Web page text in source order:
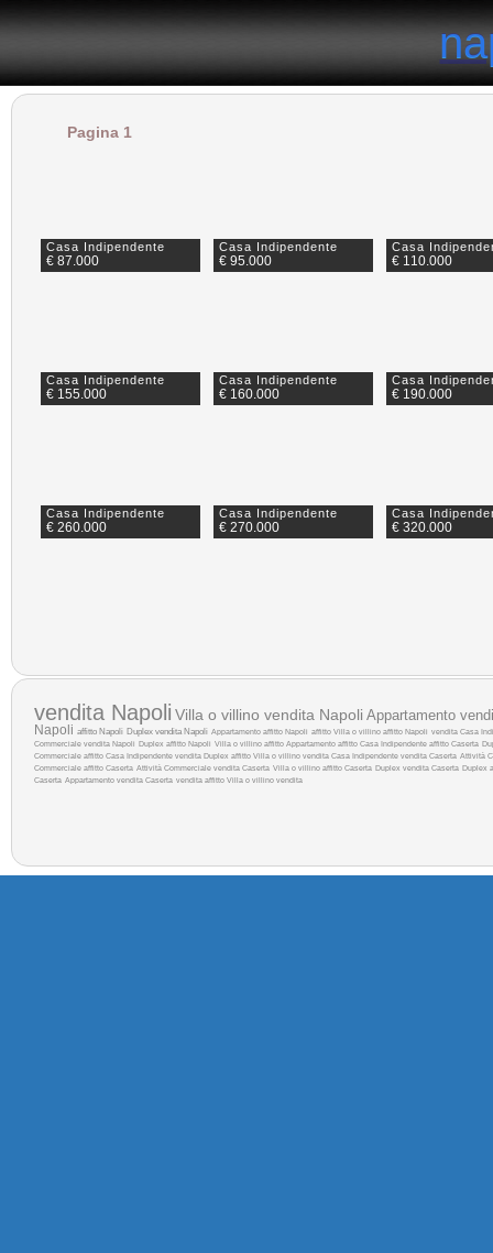
Pagina 1
Casa Indipendente
€ 87.000
Casa Indipendente
€ 95.000
Casa
€ 110.000
Casa Indipendente
€ 155.000
Casa Indipendente
€ 160.000
Casa
€ 190.000
Casa Indipendente
€ 260.000
Casa Indipendente
€ 270.000
Casa
€ 320.000
vendita Napoli Villa o villino vendita Napoli Appartamento
Napoli affitto Napoli Duplex vendita Napoli Appartamento affitto Napoli affitto Villa o villino affitto Napoli vendita Casa
Commerciale vendita Napoli
Duplex affitto Napoli Villa o villino affitto Appartamento affitto Casa Indipendente affitto Caserta
Commerciale affitto Casa Indipendente vendita Duplex affitto Villa o villino vendita Casa Indipendente vendita Caserta Attività
Commerciale affitto Caserta Attività Commerciale vendita Caserta Villa o villino affitto Caserta Duplex vendita Caserta Duplex
Caserta Appartamento vendita Caserta vendita affitto Villa o villino vendita